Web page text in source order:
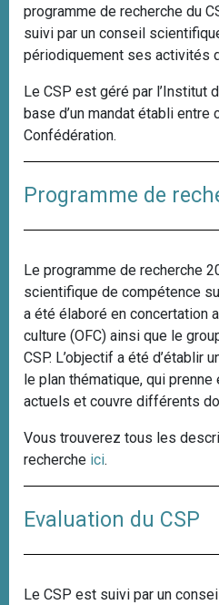
programme de recherche du
suivi par un conseil
périodiquement ses activités
Le CSP est géré par l’Institut
base d’un mandat établi entre
Confédération.
Programme de
Le programme de recherche
scientifique de compétence
a été élaboré en concertation
culture (OFC) ainsi que le
CSP. L’objectif a été d’établir
le plan thématique, qui
actuels et couvre différents
Vous trouverez tous les
recherche ici.
Evaluation du CSP
Le CSP est suivi par un